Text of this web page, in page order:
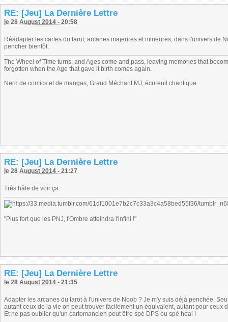
RE: [Jeu] La Dernière Lettre
le 28 August 2014 - 20:58
Réadapter les cartes du tarot, arcanes majeures et mineures, dans l'univers de
pencher bientôt.
The Wheel of Time turns, and Ages come and pass, leaving memories that
forgotten when the Age that gave it birth comes again.
Nerd de comics et de mangas, Grand Méchant MJ, écureuil chaotique
RE: [Jeu] La Dernière Lettre
le 28 August 2014 - 21:27
Très hâte de voir ça.
"Plus fort que les PNJ, l'Ombre atteindra l'infini !"
RE: [Jeu] La Dernière Lettre
le 28 August 2014 - 21:35
Adapter les arcanes du tarot à l'univers de Noob ? Je m'y suis déjà penchée.
autant ceux de la vie on peut trouver facilement un équivalent, autant pour ceux
Et ne pas oublier qu'un cartomancien peut être spé DPS ou spé heal !